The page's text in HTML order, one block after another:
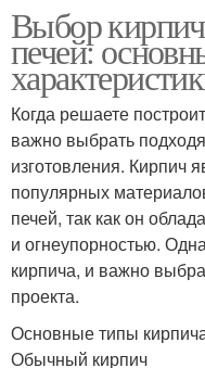
Выбор
печей:
Когда решаете
важно выбрать
изготовления. Кирпич
популярных
печей, так как он
и огнеупорностью.
кирпича, и важно
проекта.
Основные типы
Обычный кирпич